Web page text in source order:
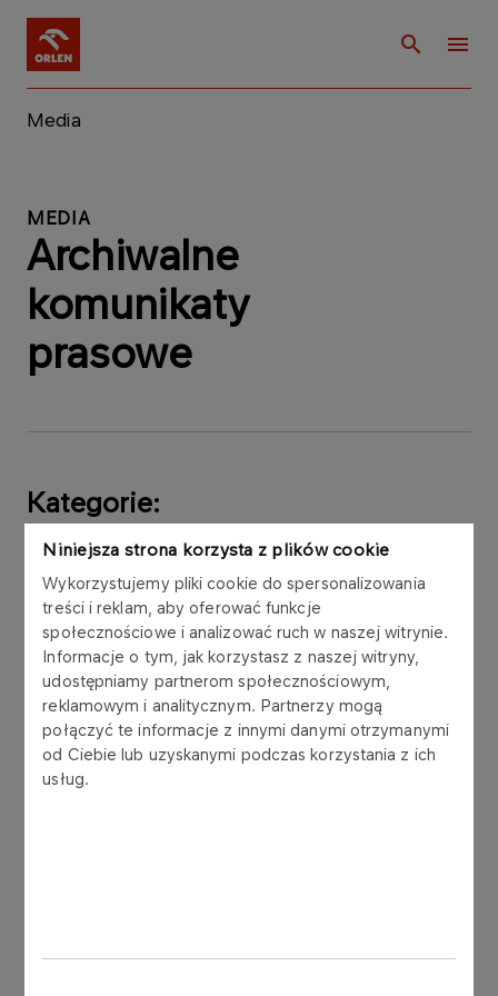
Niniejsza strona korzysta z plików cookie
Wykorzystujemy pliki cookie do spersonalizowania
treści i reklam, aby oferować funkcje
społecznościowe i analizować ruch w naszej witrynie.
Informacje o tym, jak korzystasz z naszej witryny,
udostępniamy partnerom społecznościowym,
reklamowym i analitycznym. Partnerzy mogą
połączyć te informacje z innymi danymi otrzymanymi
od Ciebie lub uzyskanymi podczas korzystania z ich
usług.
Media
MEDIA
Archiwalne
komunikaty
prasowe
Kategorie:
ENERGETYKA
KOMUNIKATY PRASOWE 03.11.2010
Inwestycja PKN ORLEN we Włocławku
nabiera tempa
Więcej